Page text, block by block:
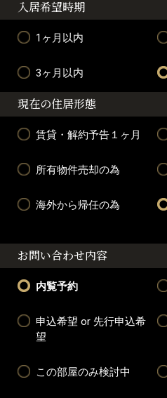
入居希望時期
1ヶ月以内
3ヶ月以内
現在の住居形態
賃貸・解約予告１ヶ月
所有物件売却の為
海外から帰任の為
お問い合わせ内容
内覧予約
申込希望 or 先行申込希
望
この部屋のみ検討中